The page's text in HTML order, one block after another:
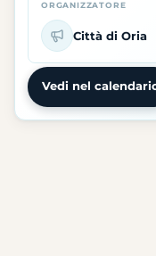
ORGANIZZATORE
Città di Oria
Vedi nel